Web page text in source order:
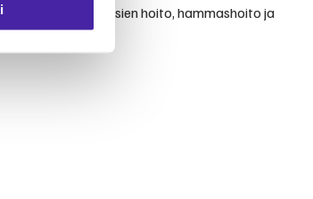
silmäsairauksien hoito, hammashoito ja